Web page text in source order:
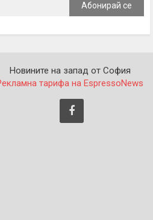
Абонирай се
Новините на запад от София
тарифа на EspressoNews